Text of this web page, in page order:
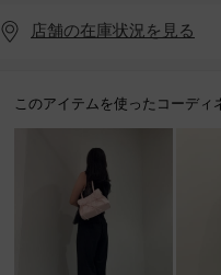
店舗の在庫状況を見る
このアイテムを使ったコーディ